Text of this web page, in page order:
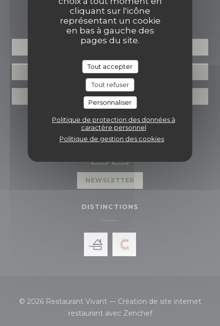
cliquant sur l'icône
représentant un cookie
en bas à gauche des
pages du site.
Tout accepter
Tout refuser
Personnaliser
Politique de protection des données à
caractère personnel
Politique de gestion des cookies
RÉSERVATION
RÉSERVER
VENTE À EMPORTER
BONS CADEAUX
NOUS SUIVRE
Facebook ((ouvre une
Instagram ((ouvre une
NEWSLETTER
DISTINCTIONS
© 2026 Restaurant Vivant — Création de site internet
restaurant avec Zenchef((ouvre une